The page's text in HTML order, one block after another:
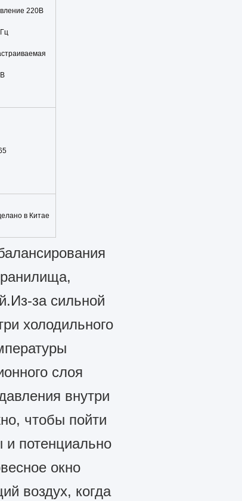
220В
в Китае
за сильной
холодильного
слоя
внутри
чтобы пойти
потенциально
окно
воздух, когда